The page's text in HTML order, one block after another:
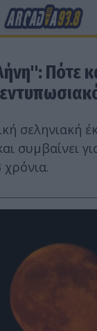
Πότε
σεληνιακή
συμβαίνει